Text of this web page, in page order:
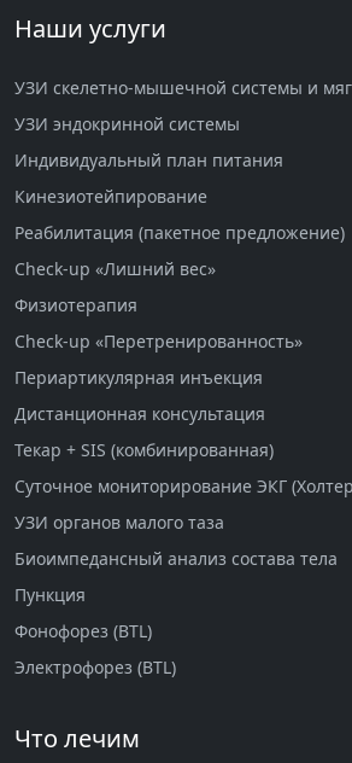
Наши услуги
УЗИ скелетно-мышечной системы и
УЗИ эндокринной системы
Индивидуальный план питания
Кинезиотейпирование
Реабилитация (пакетное предложение)
Check-up «Лишний вес»
Физиотерапия
Check-up «Перетренированность»
Периартикулярная инъекция
Дистанционная консультация
Текар + SIS (комбинированная)
Суточное мониторирование ЭКГ
УЗИ органов малого таза
Биоимпедансный анализ состава тела
Пункция
Фонофорез (BTL)
Электрофорез (BTL)
Что лечим